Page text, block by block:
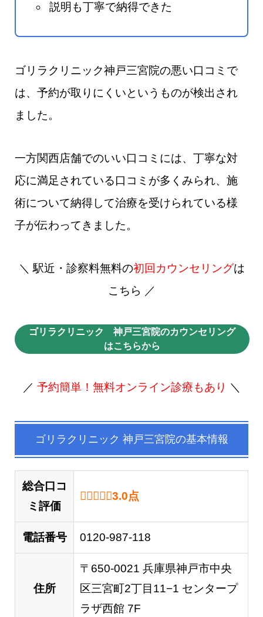
説明も丁寧で納得できた
ゴリラクリニック神戸三宮院の悪い口コミで
は、予約が取りにくいというものが検出され
ました。
一方関西店舗でのいい口コミには、丁寧な対
応に満足されている口コミが多くみられ、施
術について納得して治療を受けられている様
子が伝わってきました。
＼ 駅近・診察料無料の初回カウンセリングは
こちら ／
ゴリラクリニック 神戸三宮院のカウンセリング
はこちらから
／ 予約簡単！無料オンライン診療もあり ＼
ゴリラクリニック 神戸三宮院の基本情報
総合口コ
ミ評価
3.0 out of 5.0 stars
3.0点
電話番号 0120-987-118
住所
〒650-0021 兵庫県神戸市中央
区三宮町2丁目11−1 センタープ
ラザ西館 7F